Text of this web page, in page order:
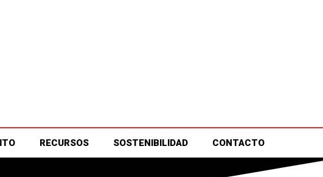
RECURSOS SOSTENIBILIDAD CONTACTO